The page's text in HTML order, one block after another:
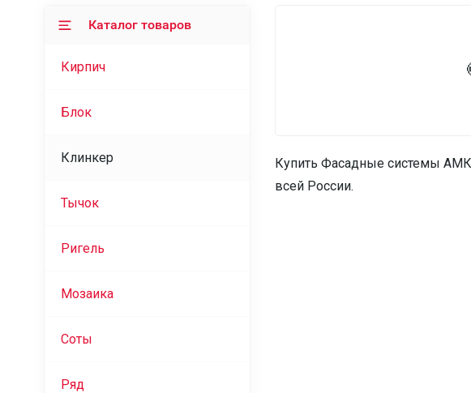
Купить Фасадные системы АМК
всей России.
Каталог товаров
Кирпич
Блок
Клинкер
Тычок
Ригель
Мозаика
Соты
Ряд